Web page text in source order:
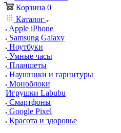
Корзина 0
Каталог
Apple iPhone
Samsung Galaxy
Ноутбуки
Умные часы
Планшеты
Наушники и гарнитуры
Моноблоки
Игрушки Labubu
Смартфоны
Google Pixel
Красота и здоровье